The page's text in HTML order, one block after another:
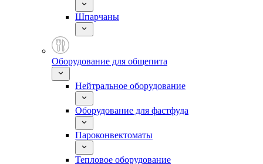
Шпарчаны
Оборудование для общепита
Нейтральное оборудование
Оборудование для фастфуда
Пароконвектоматы
Тепловое оборудование